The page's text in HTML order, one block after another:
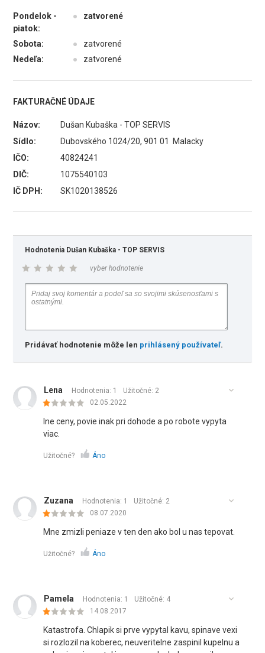
Pondelok -
piatok:
● zatvorené
Sobota: ●
zatvorené
Nedeľa:
● zatvorené
FAKTURAČNÉ ÚDAJE
Názov:
Dušan Kubaška - TOP SERVIS
Sídlo:
Dubovského 1024/20, 901 01 Malacky
IČO:
40824241
DIČ:
1075540103
IČ DPH:
SK1020138526
Hodnotenia Dušan Kubaška - TOP SERVIS
vyber hodnotenie
Pridávať hodnotenie môže len prihlásený používateľ.
Lena Hodnotenia: 1 Užitočné: 2
02.05.2022
Ine ceny, povie inak pri dohode a po robote vypyta
viac.
Užitočné? Áno
Zuzana Hodnotenia: 1 Užitočné: 2
08.07.2020
Mne zmizli peniaze v ten den ako bol u nas tepovat.
Užitočné? Áno
Pamela Hodnotenia: 1 Užitočné: 4
14.08.2017
Katastrofa. Chlapik si prve vypytal kavu, spinave vexi
si rozlozil na koberec, neuveritelne zaspinil kupelnu a